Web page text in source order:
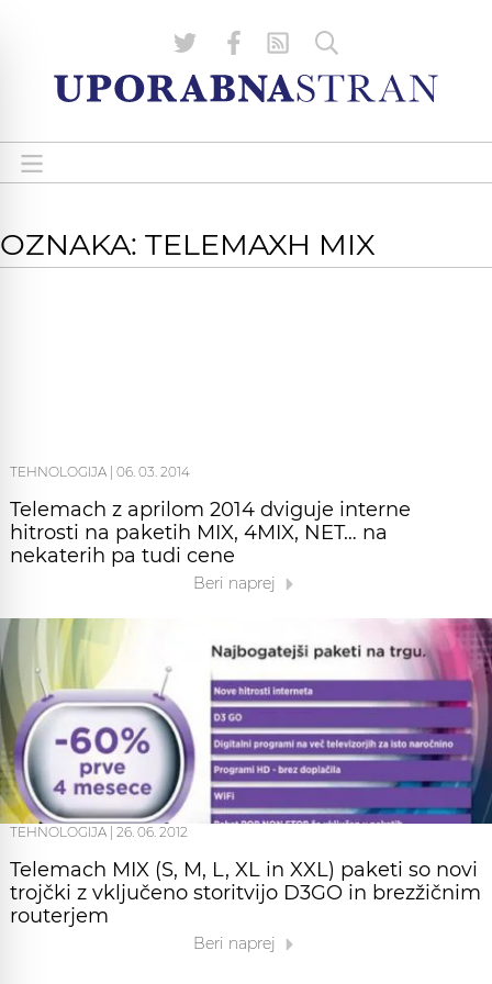
OZNAKA: TELEMAXH MIX
TEHNOLOGIJA 06. 03. 2014
Telemach z aprilom 2014 dviguje interne
hitrosti na paketih MIX, 4MIX, NET… na
nekaterih pa tudi cene
Beri naprej
TEHNOLOGIJA 26. 06. 2012
Telemach MIX (S, M, L, XL in XXL) paketi so novi
trojčki z vključeno storitvijo D3GO in brezžičnim
routerjem
Beri naprej